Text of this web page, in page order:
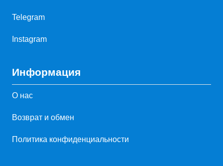
Telegram
Instagram
Информация
О нас
Возврат и обмен
Политика конфиденциальности